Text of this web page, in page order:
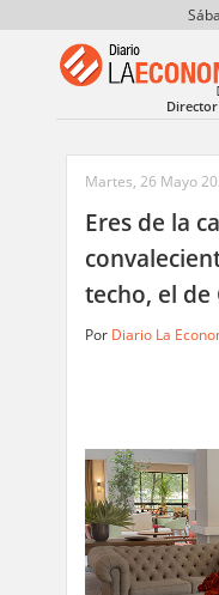
Martes, 26 Mayo
Eres de la
techo, el de
Por Diario La